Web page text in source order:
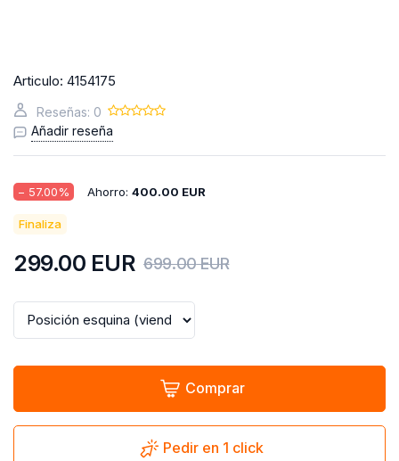
Articulo: 4154175
Reseñas: 0
Añadir reseña
− 57.00% Ahorro: 400.00 EUR
Finaliza
299.00 EUR 699.00EUR
Comprar
Pedir en 1 click